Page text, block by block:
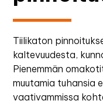
Tiilikaton
kaltevuudesta,
Pienemmän
muutamia tuhansia
vaativammissa